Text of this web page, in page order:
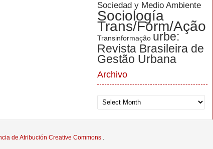
Sociedad y Medio Ambiente
Sociología
Trans/Form/Ação
Transinformação urbe:
Revista Brasileira de
Gestão Urbana
Archivo
Archivo
de Atribución Creative Commons .